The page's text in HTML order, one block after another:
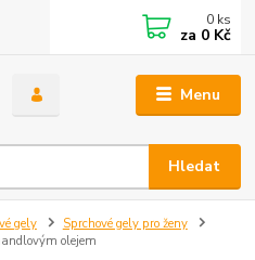
Menu
Hledat
0 ks
za 0 Kč
gely
Sprchové gely pro ženy
olejem